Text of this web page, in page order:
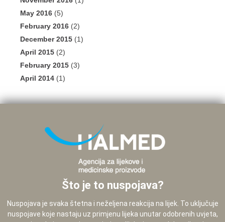
May 2016 (5)
February 2016 (2)
December 2015 (1)
April 2015 (2)
February 2015 (3)
April 2014 (1)
Što je to nuspojava?
Nuspojava je svaka štetna i neželjena reakcija na lijek. To uključuje
nuspojave koje nastaju uz primjenu lijeka unutar odobrenih uvjeta,